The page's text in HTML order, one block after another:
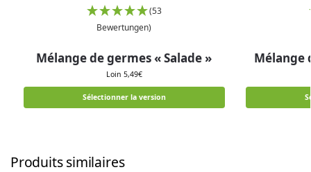
(53
Bewertungen)
Mélange de germes « Salade »
Loin 5,49€
Sélectionner la version
Mélange
Produits similaires